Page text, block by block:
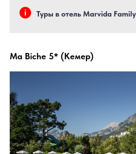
Туры в отель Marvida
Ma Biche 5* (Кемер)